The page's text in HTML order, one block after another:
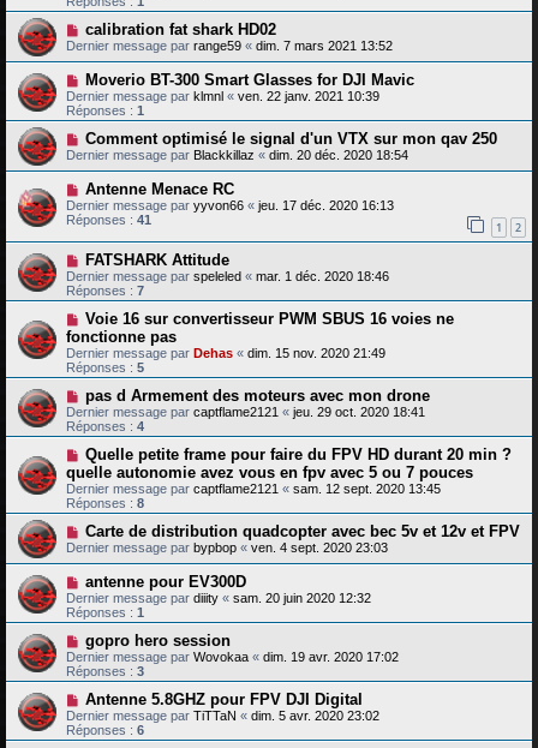
calibration fat shark HD02
Dernier message par range59 « dim. 7 mars 2021 13:52
Moverio BT-300 Smart Glasses for DJI Mavic
Dernier message par klmnl « ven. 22 janv. 2021 10:39
Réponses : 1
Comment optimisé le signal d'un VTX sur mon qav 250
Dernier message par Blackkillaz « dim. 20 déc. 2020 18:54
Antenne Menace RC
Dernier message par yyvon66 « jeu. 17 déc. 2020 16:13
Réponses : 41 1 2
FATSHARK Attitude
Dernier message par speleled « mar. 1 déc. 2020 18:46
Réponses : 7
Voie 16 sur convertisseur PWM SBUS 16 voies ne
fonctionne pas
Dernier message par Dehas « dim. 15 nov. 2020 21:49
Réponses : 5
pas d Armement des moteurs avec mon drone
Dernier message par captflame2121 « jeu. 29 oct. 2020 18:41
Réponses : 4
Quelle petite frame pour faire du FPV HD durant 20 min ?
quelle autonomie avez vous en fpv avec 5 ou 7 pouces
Dernier message par captflame2121 « sam. 12 sept. 2020 13:45
Réponses : 8
Carte de distribution quadcopter avec bec 5v et 12v et FPV
Dernier message par bypbop « ven. 4 sept. 2020 23:03
antenne pour EV300D
Dernier message par diiity « sam. 20 juin 2020 12:32
Réponses : 1
gopro hero session
Dernier message par Wovokaa « dim. 19 avr. 2020 17:02
Réponses : 3
Antenne 5.8GHZ pour FPV DJI Digital
Dernier message par TiTTaN « dim. 5 avr. 2020 23:02
Réponses : 6